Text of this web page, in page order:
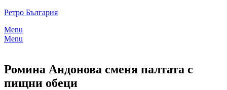
Skip
content
Ретро България
Menu
Menu
Ромина Андонова сменя палтата с
пищни обеци